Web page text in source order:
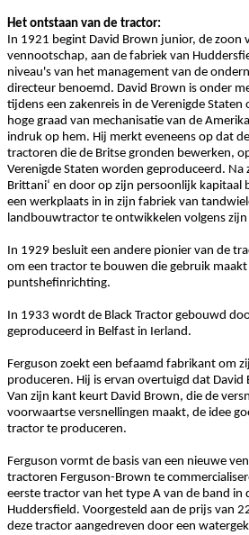
Het ontstaan van de tractor:
In 1921 begint David Brown junior, de zoon
vennootschap, aan de fabriek van
niveau's van het management van de
directeur benoemd. David Brown is onder
tijdens een zakenreis in de Verenigde
hoge graad van mechanisatie van de
indruk op hem. Hij merkt eveneens op dat
tractoren die de Britse gronden bewerken,
Verenigde Staten worden geproduceerd. Na
Brittani‘ en door op zijn persoonlijk kapitaal
een werkplaats in in zijn fabriek van
landbouwtractor te ontwikkelen volgens zijn
In 1929 besluit een andere pionier van de
om een tractor te bouwen die gebruik
puntshefinrichting.
In 1933 wordt de Black Tractor gebouwd
geproduceerd in Belfast in Ierland.
Ferguson zoekt een befaamd fabrikant om
produceren. Hij is ervan overtuigd dat David
Van zijn kant keurt David Brown, die de
voorwaartse versnellingen maakt, de idee
tractor te produceren.
Ferguson vormt de basis van een nieuwe
tractoren Ferguson-Brown te
eerste tractor van het type A van de band in
Huddersfield. Voorgesteld aan de prijs van
deze tractor aangedreven door een